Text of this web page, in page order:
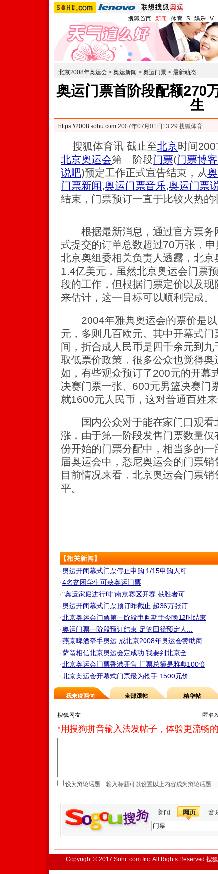
搜狐首页-新闻 -体育-S-娱乐-V-
北京2008年奥运会 > 奥运新闻 > 奥运门票 > 最新动态
奥运门票首阶段配额270
生
https://2008.sohu.com 2007年07月01日13:29 搜狐体育
搜狐体育讯 截止至北京时间
北京奥运会第一阶段门票(门票博客
说吧)预定工作正式宣告结束，从
门票新闻,奥运门票音乐,奥运门票
结束，门票预订一直于比较火热的
根据最新消息，通过官方票务
式提交的订单总数超过70万张，
北京奥组委相关负责人透露，北
1.4亿美元，虽然北京奥运会门票
段的工作，但根据门票定价以及
来估计，这一目标可以顺利完成。
2004年雅典奥运会的票价是以
元，多则几百欧元。其中开幕式
间，折合成人民币是四千余元到
取低票价政策，很多公众也觉得
如，有些观众预订了200元的开幕
决赛门票一张、600元男篮决赛门
就1600元人民币，这对普通百姓
国内公众对于能在家门口观看
涨，由于第一阶段发售门票数量
份开始的门票分配中，相当多的
届奥运会中，悉尼奥运会的门票
目前情况来看，北京奥运会门票
平。
【相关新闻】
·奥运开闭幕式门票停止申购 1/15申购人可...
·4名贫困学生可获奥运门票
·"奥运家庭进行时"南京赛区开赛 获胜者可...
·奥运开闭幕式门票预订昨截止 超36万张订...
·北京奥运会门票第一阶段申购期于今晚12时结束
·奥运门票一阶段预订结束 足篮田径预定人...
·燕京啤酒牵手奥运 成北京2008年奥运会赞助商
·萨翁相信北京奥运会定成功 我要到北京全...
·北京奥运会门票香港开售 门票总额是雅典100倍
·北京奥运会开幕式门票最为抢手 1500元价...
我来说两句 全部跟帖 精华帖
匿名
*用搜狗拼音输入法发帖子，体验更流畅
设为辩论话题
新闻 网页 音
Copyright © 2017 Sohu.com Inc. All Rights Reserved.搜